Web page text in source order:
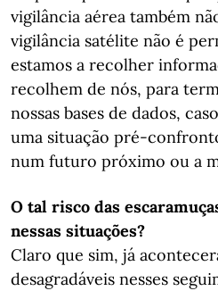
vigilância aérea também
vigilância satélite não é
estamos a recolher
recolhem de nós, para
nossas bases de dados,
uma situação pré-
num futuro próximo ou a
O tal risco das
nessas situações?
Claro que sim, já
desagradáveis nesses